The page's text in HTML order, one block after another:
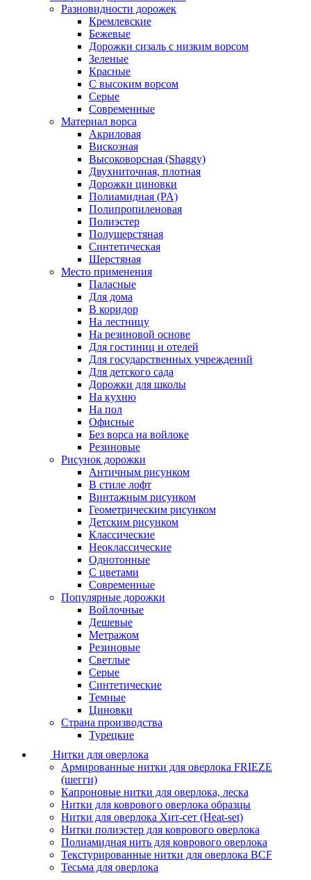
Разновидности дорожек
Кремлевские
Бежевые
Дорожки сизаль с низким ворсом
Зеленые
Красные
С высоким ворсом
Серые
Современные
Материал ворса
Акриловая
Вискозная
Высоковорсная (Shaggy)
Двухниточная, плотная
Дорожки циновки
Полиамидная (PA)
Полипропиленовая
Полиэстер
Полушерстяная
Синтетическая
Шерстяная
Место применения
Паласные
Для дома
В коридор
На лестницу
На резиновой основе
Для гостиниц и отелей
Для государственных учреждений
Для детского сада
Дорожки для школы
На кухню
На пол
Офисные
Без ворса на войлоке
Резиновые
Рисунок дорожки
Античным рисунком
В стиле лофт
Винтажным рисунком
Геометрическим рисунком
Детским рисунком
Классические
Неоклассические
Однотонные
С цветами
Современные
Популярные дорожки
Войлочные
Дешевые
Метражом
Резиновые
Светлые
Серые
Синтетические
Темные
Циновки
Страна производства
Турецкие
Нитки для оверлока
Армированные нитки для оверлока FRIEZE
(шегги)
Капроновые нитки для оверлока, леска
Нитки для коврового оверлока образцы
Нитки для оверлока Хит-сет (Heat-set)
Нитки полиэстер для коврового оверлока
Полиамидная нить для коврового оверлока
Текстурированные нитки для оверлока BCF
Тесьма для оверлока